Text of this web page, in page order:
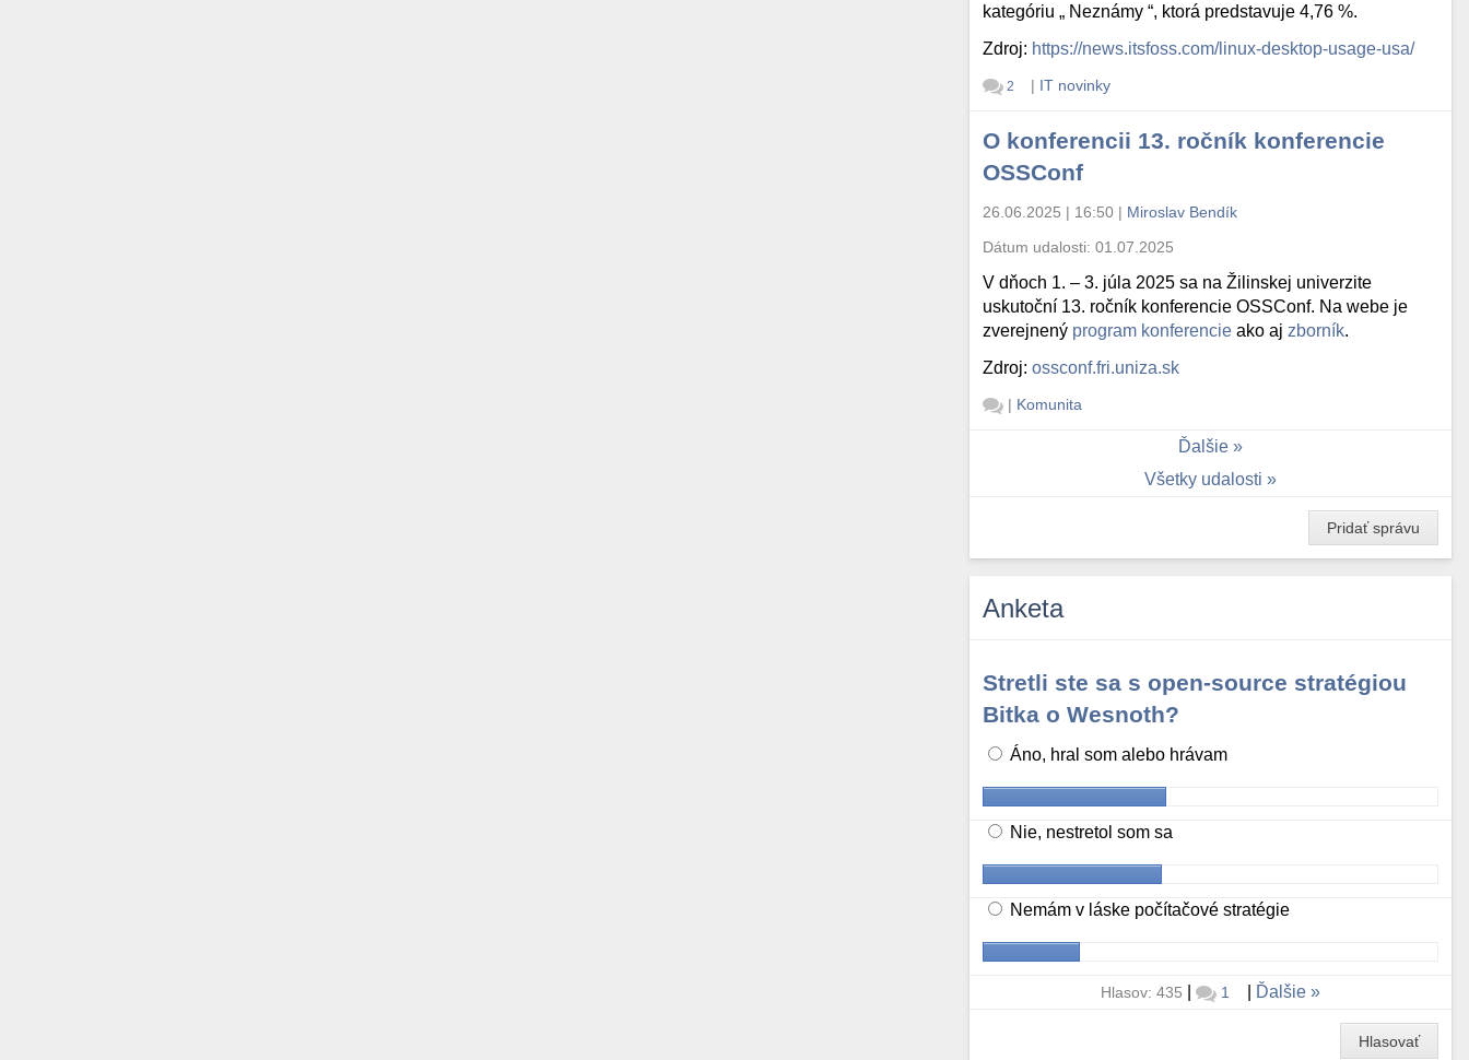
kategóriu „ Neznámy “, ktorá predstavuje 4,76 %.
Zdroj: https://news.itsfoss.com/linux-desktop-usage-usa/
2 | IT novinky
O konferencii 13. ročník konferencie
OSSConf
26.06.2025 | 16:50 | Miroslav Bendík
Dátum udalosti:01.07.2025
V dňoch 1. – 3. júla 2025 sa na Žilinskej univerzite
uskutoční 13. ročník konferencie OSSConf. Na webe je
zverejnený program konferencie ako aj zborník.
Zdroj:ossconf.fri.uniza.sk
| Komunita
Ďalšie
Všetky udalosti
Pridať správu
Anketa
Stretli ste sa s open-source stratégiou
Bitka o Wesnoth?
Áno, hral som alebo hrávam
Nie, nestretol som sa
Nemám v láske počítačové stratégie
Hlasov: 435 | 1 Ďalšie
Hlasovať